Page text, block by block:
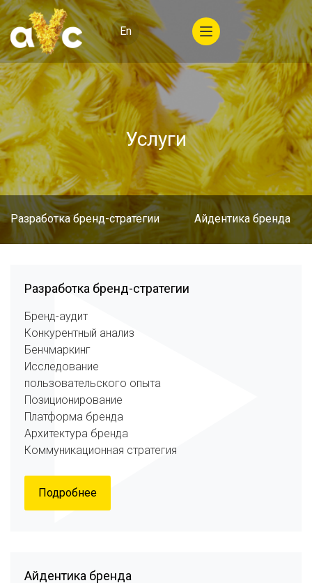
En
Услуги
Разработка бренд-стратегии Айдентика бренда
Разработка бренд-стратегии
Бренд-аудит
Конкурентный анализ
Бенчмаркинг
Исследование
пользовательского опыта
Позиционирование
Платформа бренда
Архитектура бренда
Коммуникационная стратегия
Подробнее
Айдентика бренда